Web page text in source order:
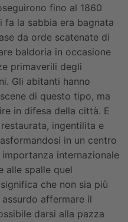
fino al 1860
fa la sabbia era bagnata
da orde scatenate di
baldoria in occasione
primaverili degli
Gli abitanti hanno
di questo tipo, ma
in difesa della città. E
ingentilita e
in un centro
internazionale
alle spalle quel
che non sia più
affermare il
darsi alla pazza